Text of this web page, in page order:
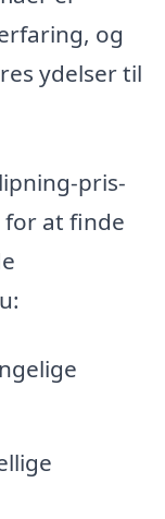
og
ydelser til
pris-
for at finde